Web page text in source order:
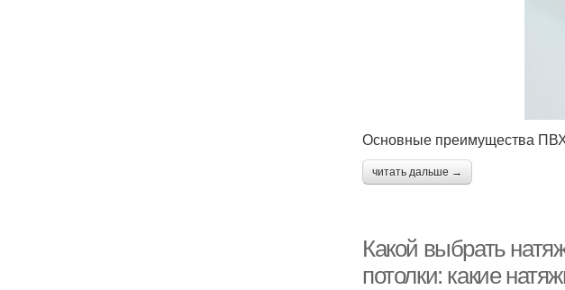
Основные преимущества
читать дальше →
Какой выбрать
потолки: какие